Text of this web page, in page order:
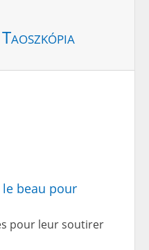
Taoszkópia
le beau pour
pour leur soutirer